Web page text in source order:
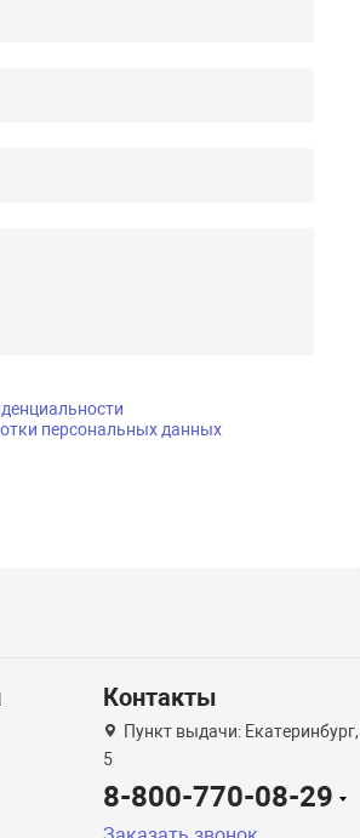
персональных данных
Контакты
Пункт выдачи:
5
8-800-770-08-29